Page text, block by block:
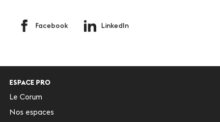
Facebook LinkedIn
ESPACE PRO
Le Corum
Nos espaces